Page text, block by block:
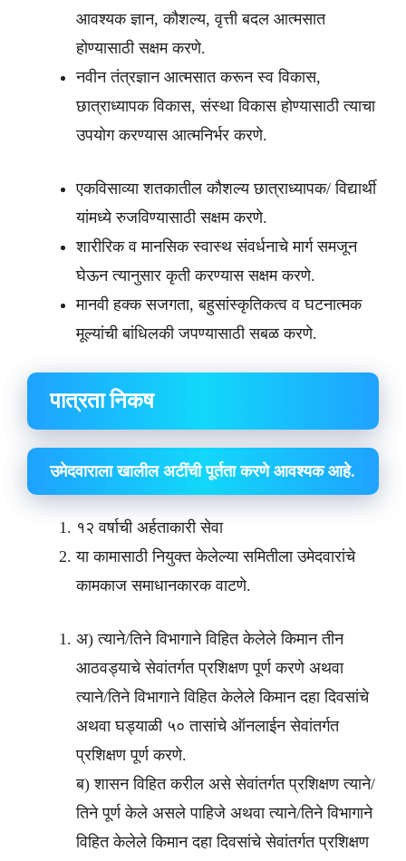
आवश्यक ज्ञान, कौशल्य, वृत्ती बदल आत्मसात
होण्यासाठी सक्षम करणे.
नवीन तंत्रज्ञान आत्मसात करून स्व विकास,
छात्राध्यापक विकास, संस्था विकास होण्यासाठी त्याचा
उपयोग करण्यास आत्मनिर्भर करणे.
एकविसाव्या शतकातील कौशल्य छात्राध्यापक/ विद्यार्थी
यांमध्ये रुजविण्यासाठी सक्षम करणे.
शारीरिक व मानसिक स्वास्थ संवर्धनाचे मार्ग समजून
घेऊन त्यानुसार कृती करण्यास सक्षम करणे.
मानवी हक्क सजगता, बहुसांस्कृतिकत्व व घटनात्मक
मूल्यांची बांधिलकी जपण्यासाठी सबळ करणे.
पात्रता निकष
उमेदवाराला खालील अटींची पूर्तता करणे आवश्यक आहे.
१२ वर्षाची अर्हताकारी सेवा
या कामासाठी नियुक्त केलेल्या समितीला उमेदवारांचे
कामकाज समाधानकारक वाटणे.
अ) त्याने/तिने विभागाने विहित केलेले किमान तीन
आठवड्याचे सेवांतर्गत प्रशिक्षण पूर्ण करणे अथवा
त्याने/तिने विभागाने विहित केलेले किमान दहा दिवसांचे
अथवा घड्याळी ५० तासांचे ऑनलाईन सेवांतर्गत
प्रशिक्षण पूर्ण करणे.
ब) शासन विहित करील असे सेवांतर्गत प्रशिक्षण त्याने/
तिने पूर्ण केले असले पाहिजे अथवा त्याने/तिने विभागाने
विहित केलेले किमान दहा दिवसांचे सेवांतर्गत प्रशिक्षण